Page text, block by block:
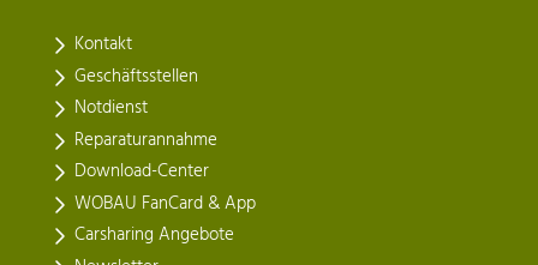
Kontakt
Geschäftsstellen
Notdienst
Reparaturannahme
Download-Center
WOBAU FanCard & App
Carsharing Angebote